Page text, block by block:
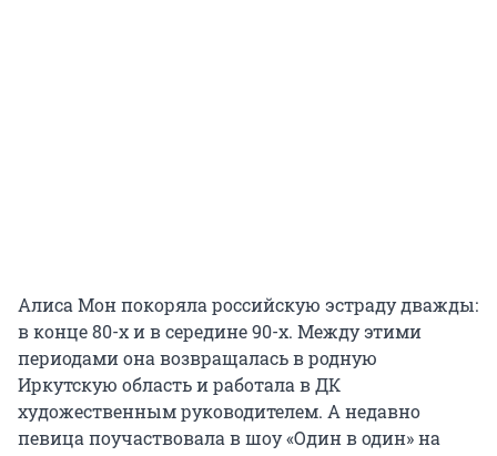
Алиса Мон покоряла российскую эстраду дважды:
в конце 80-х и в середине 90-х. Между этими
периодами она возвращалась в родную
Иркутскую область и работала в ДК
художественным руководителем. А недавно
певица поучаствовала в шоу «Один в один» на